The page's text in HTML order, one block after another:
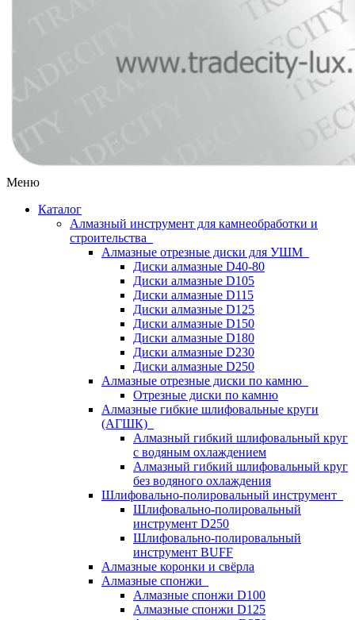
Меню
Каталог
Алмазный инструмент для камнеобработки и
строительства
Алмазные отрезные диски для УШМ
Диски алмазные D40-80
Диски алмазные D105
Диски алмазные D115
Диски алмазные D125
Диски алмазные D150
Диски алмазные D180
Диски алмазные D230
Диски алмазные D250
Алмазные отрезные диски по камню
Отрезные диски по камню
Алмазные гибкие шлифовальные круги
(АГШК)
Алмазный гибкий шлифовальный круг
с водяным охлаждением
Алмазный гибкий шлифовальный круг
без водяного охлаждения
Шлифовально-полировальный инструмент
Шлифовально-полировальный
инструмент D250
Шлифовально-полировальный
инструмент BUFF
Алмазные коронки и свёрла
Алмазные спонжи
Алмазные спонжи D100
Алмазные спонжи D125